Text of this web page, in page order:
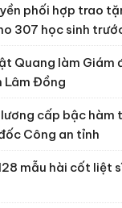
phối hợp trao
307 học sinh
Quang làm Giám
Lâm Đồng
lương cấp bậc
Công an tỉnh
mẫu hài cốt liệt